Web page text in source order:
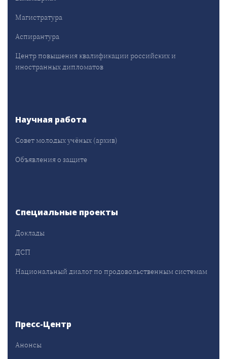
Магистратура
Аспирантура
Центр повышения квалификации российских и
иностранных дипломатов
Научная работа
Совет молодых учёных (архив)
Объявления о защите
Специальные проекты
Доклады
ДСП
Национальный диалог по продовольственным системам
Пресс-Центр
Анонсы